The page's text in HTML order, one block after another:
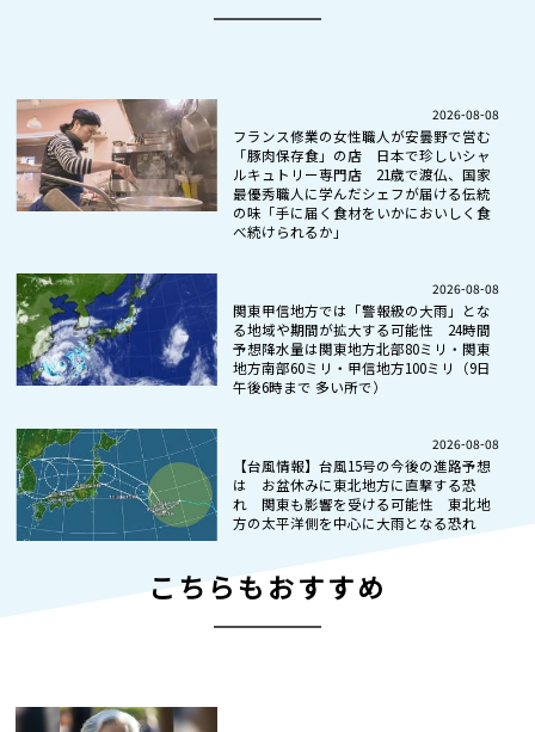
2026-08-08
フランス修業の女性職人が安曇野で営む
「豚肉保存食」の店 日本で珍しいシャ
ルキュトリー専門店 21歳で渡仏、国家
最優秀職人に学んだシェフが届ける伝統
の味「手に届く食材をいかにおいしく食
べ続けられるか」
2026-08-08
関東甲信地方では「警報級の大雨」とな
る地域や期間が拡大する可能性 24時間
予想降水量は関東地方北部80ミリ・関東
地方南部60ミリ・甲信地方100ミリ（9日
午後6時まで 多い所で）
2026-08-08
【台風情報】台風15号の今後の進路予想
は お盆休みに東北地方に直撃する恐
れ 関東も影響を受ける可能性 東北地
方の太平洋側を中心に大雨となる恐れ
こちらもおすすめ